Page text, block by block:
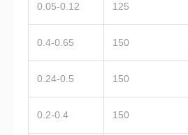
0.05-0.12 125
0.4-0.65 150
0.24-0.5 150
0.2-0.4 150